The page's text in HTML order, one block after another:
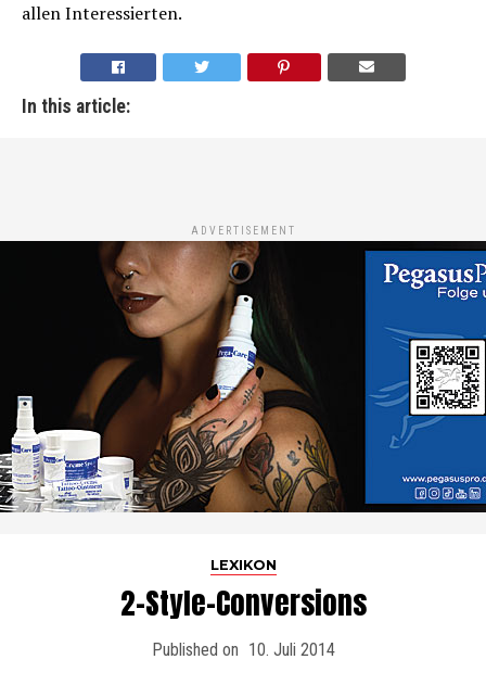
allen Interessierten.
In this article:
ADVERTISEMENT
LEXIKON
2-Style-Conversions
Published on 10. Juli 2014